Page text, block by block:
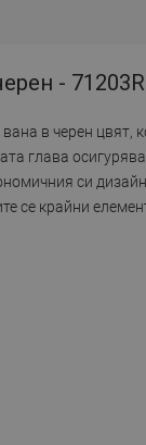
-
в черен
глава
си
се крайни